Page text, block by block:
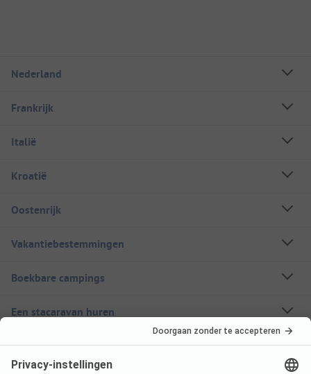
Nederland
Frankrijk
Italië
Kroatië
Oostenrijk
Vakantiebestemmingen
Boekbare campings
Een stacaravan huren
Over ANWB Camping